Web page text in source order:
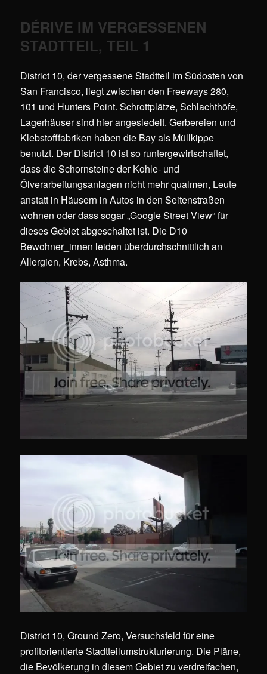
DÉRIVE IM VERGESSENEN
STADTTEIL, TEIL 1
District 10, der vergessene Stadtteil im Südosten von
San Francisco, liegt zwischen den Freeways 280,
101 und Hunters Point. Schrottplätze, Schlachthöfe,
Lagerhäuser sind hier angesiedelt. Gerbereien und
Klebstofffabriken haben die Bay als Müllkippe
benutzt. Der District 10 ist so runtergewirtschaftet,
dass die Schornsteine der Kohle- und
Ölverarbeitungsanlagen nicht mehr qualmen, Leute
anstatt in Häusern in Autos in den Seitenstraßen
wohnen oder dass sogar „Google Street View“ für
dieses Gebiet abgeschaltet ist. Die D10
Bewohner_innen leiden überdurchschnittlich an
Allergien, Krebs, Asthma.
District 10, Ground Zero, Versuchsfeld für eine
profitorientierte Stadtteilumstrukturierung. Die Pläne,
die Bevölkerung in diesem Gebiet zu verdreifachen,